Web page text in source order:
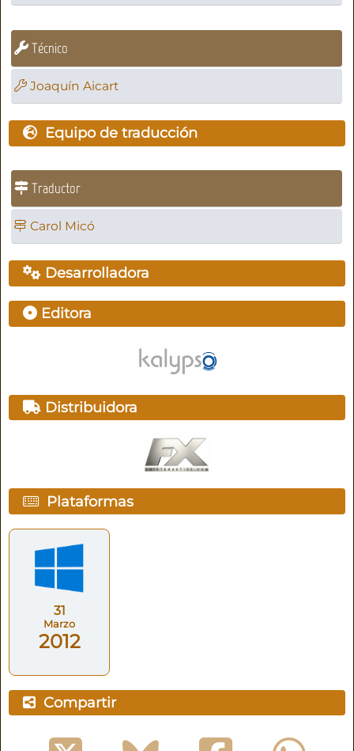
Técnico
Joaquín Aicart
Equipo de traducción
Traductor
Carol Micó
Desarrolladora
Editora
Distribuidora
Plataformas
31
Marzo
2012
Compartir